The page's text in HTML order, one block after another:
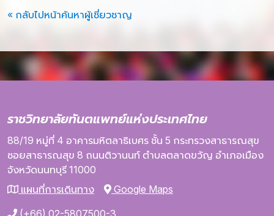
« กลับไปหน้าค้นหาผู้เชี่ยวชาญ
ราชวิทยาลัยทันตแพทย์แห่งประเทศไทย
88/19 หมู่ที่ 4 อาคารมหิตลาธิเบศร ชั้น 5 กระทรวงสาธารณสุข
ซอยสาธารณสุข 8 ถนนติวานนท์ ตำบลตลาดขวัญ อำเภอเมือง
จังหวัดนนทบุรี 11000
แผนที่การเดินทาง
Google Maps
(+66) 02-5807500-3